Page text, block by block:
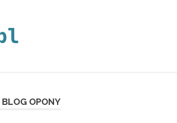
BLOG OPONY